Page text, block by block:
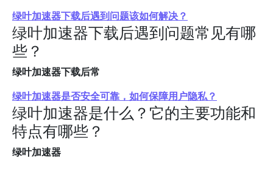
绿叶加速器下载后遇到问题该如何解决？
绿叶加速器下载后遇到问题常见有哪
些？
绿叶加速器下载后常
绿叶加速器是否安全可靠，如何保障用户隐私？
绿叶加速器是什么？它的主要功能和
特点有哪些？
绿叶加速器